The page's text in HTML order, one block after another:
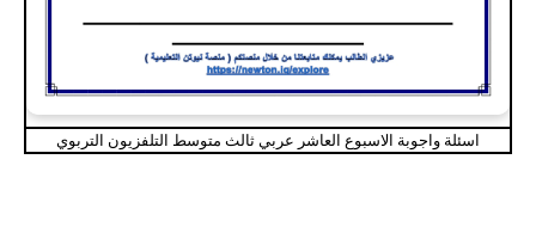
اسئلة واجوبة الاسبوع العاشر عربي ثالث متوسط التلفزيون التربوي